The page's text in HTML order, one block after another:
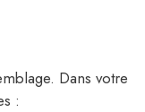
Dans votre
: